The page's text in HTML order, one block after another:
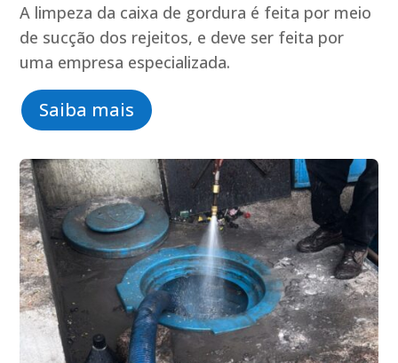
A limpeza da caixa de gordura é feita por meio
de sucção dos rejeitos, e deve ser feita por
uma empresa especializada.
Saiba mais